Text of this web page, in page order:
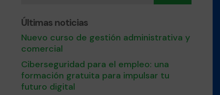
Últimas noticias
Nuevo curso de gestión administrativa y
comercial
Ciberseguridad para el empleo: una
formación gratuita para impulsar tu
futuro digital